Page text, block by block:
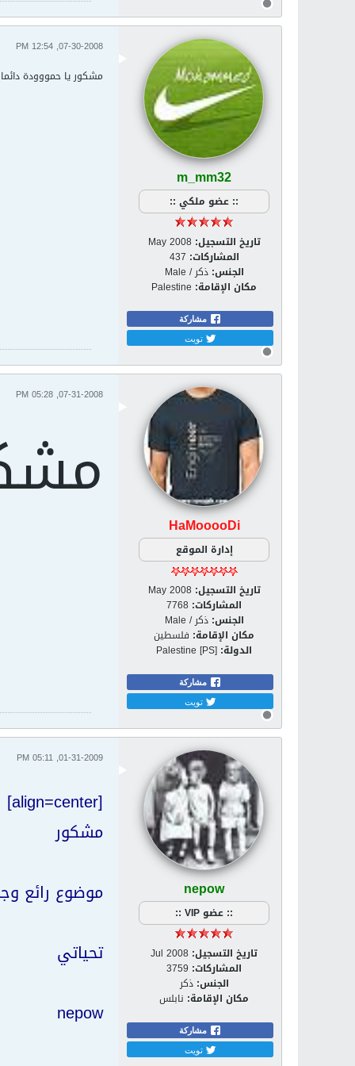
m_mm32
:: عضو ملكي ::
تاريخ التسجيل: May 2008
المشاركات: 437
الجنس: ذكر / Male
مكان الإقامة: Palestine
مشاركة
تويت
07-30-2008, 12:54 PM
مشكور يا حمووودة
HaMooooDi
إدارة الموقع
تاريخ التسجيل: May 2008
المشاركات: 7768
الجنس: ذكر / Male
مكان الإقامة: فلسطين
الدولة: Palestine [PS]
مشاركة
تويت
07-31-2008, 05:28 PM
nepow
:: عضو VIP ::
تاريخ التسجيل: Jul 2008
المشاركات: 3759
الجنس: ذكر
مكان الإقامة: نابلس
مشاركة
تويت
01-31-2009, 05:11 PM
[align=center]
مشكور
موضوع رائع
تحياتي
nepow